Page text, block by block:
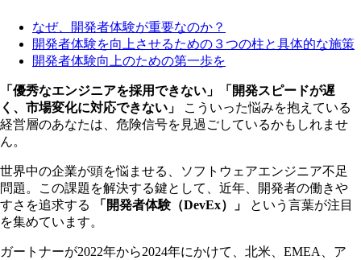
なぜ、開発者体験が重要なのか？
開発者体験を向上させるための３つの柱と具体的な施策
開発者体験向上のための第一歩を
「優秀なエンジニアを採用できない」「開発スピードが遅
く、市場変化に対応できない」
こういった悩みを抱えている
経営層のあなたは、危険信号を見過ごしているかもしれませ
ん。
世界中の企業が頭を悩ませる、ソフトウェアエンジニア不足
問題。この課題を解決する鍵として、近年、開発者の働きや
すさを追求する
「開発者体験（DevEx）」
という言葉が注目
を集めています。
ガートナーが2022年から2024年にかけて、北米、EMEA、ア